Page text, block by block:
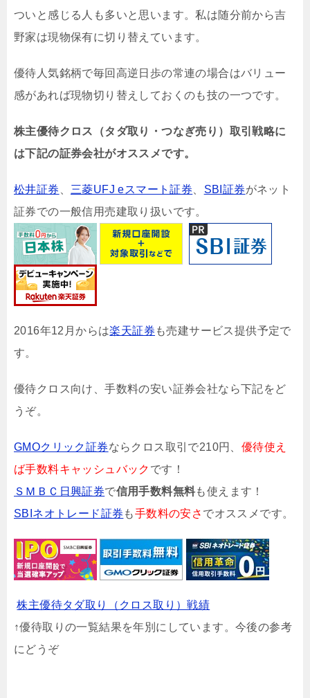
ついと感じる人も多いと思います。私は随分前から吉
野家は現物保有に切り替えています。
優待人気銘柄で毎回高逆日歩の常連の場合はバリュー
感があれば現物切り替えしておくのも技の一つです。
株主優待クロス（タダ取り・つなぎ売り）取引戦略に
は下記の証券会社がオススメです。
松井証券 三菱UFJ eスマート証券 SBI証券がネット
証券での一般信用売建取り扱いです。
2016年12月からは楽天証券 も売建サービス提供予定で
す。
優待クロス向け、手数料の安い証券会社なら下記をど
うぞ。
GMOクリック証券ならクロス取引で210円、 優待使え
ば手数料キャッシュバック です！
ＳＭＢＣ日興証券で信用手数料無料も使えます！
SBIネオトレード証券 も手数料の安さ でオススメです。
株主優待タダ取り（クロス取り）戦績
↑優待取りの一覧結果を年別にしています。今後の参考
にどうぞ